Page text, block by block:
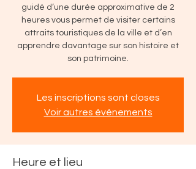
guidé d’une durée approximative de 2
heures vous permet de visiter certains
attraits touristiques de la ville et d’en
apprendre davantage sur son histoire et
son patrimoine.
Les inscriptions sont closes
Voir autres événements
Heure et lieu